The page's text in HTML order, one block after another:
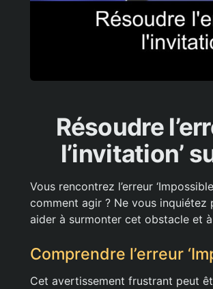
Résoudre
l’invitation’
Vous rencontrez l’erreur
comment agir ? Ne vous inquiétez
aider à surmonter cet obstacle et
Comprendre l’erreur
Cet avertissement frustrant peut